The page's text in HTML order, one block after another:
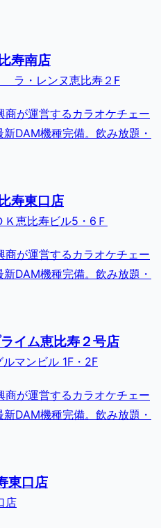
寿南店
ラ・レンヌ恵比寿２F
商が運営するカラオケチェー
DAM機種完備。飲み放題・
寿東口店
恵比寿ビル5・6Ｆ
商が運営するカラオケチェー
DAM機種完備。飲み放題・
イム恵比寿２号店
マンビル 1F・2F
商が運営するカラオケチェー
DAM機種完備。飲み放題・
東口店
店